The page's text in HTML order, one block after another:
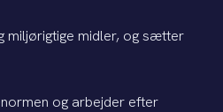
miljørigtige midler, og sætter
og arbejder efter